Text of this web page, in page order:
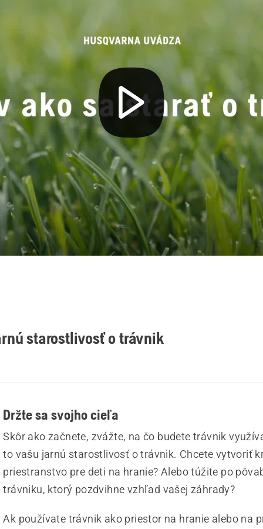
starostlivosť o trávnik
Držte sa svojho cieľa
Skôr ako začnete, zvážte, na čo budete trávnik
to vašu jarnú starostlivosť o trávnik. Chcete vytvoriť
priestranstvo pre deti na hranie? Alebo túžite po
trávniku, ktorý pozdvihne vzhľad vašej záhrady?
Ak používate trávnik ako priestor na hranie alebo na